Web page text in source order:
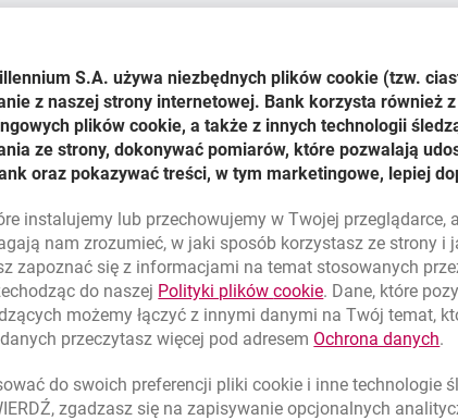
S.A. używa niezbędnych plikówcookie (tzw.
z naszej strony internetowej. Bank korzysta również
plików cookie, a także z innych technologii
ze strony, dokonywać pomiarów, które pozwalają
oraz pokazywać treści, w tym marketingowe, lepiej
instalujemy lub przechowujemy w Twojej
nam zrozumieć, w jaki sposób korzystasz ze strony
zapoznać się z informacjami na temat stosowanych
do naszej Polityki plikówcookielink otwiera się
. Dane, które
możemy łączyć z innymi danymi na Twój temat,
przeczytasz więcej pod adresem Ochrona danych.
do swoich preferencji plikicookie i inne technologie
zgadzasz się na zapisywanie opcjonalnych